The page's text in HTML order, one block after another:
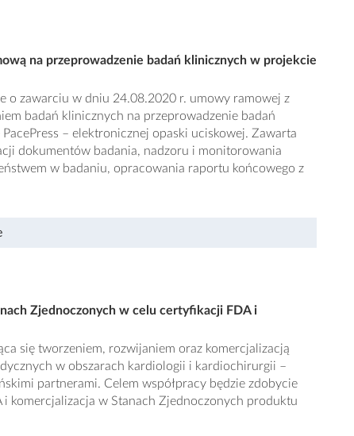
na przeprowadzenie badań klinicznych w projekcie
o zawarciu w dniu 24.08.2020 r. umowy ramowej z
badań klinicznych na przeprowadzenie badań
– elektronicznej opaski uciskowej. Zawarta
dokumentów badania, nadzoru i monitorowania
w badaniu, opracowania raportu końcowego z
Zjednoczonych w celu certyfikacji FDA i
się tworzeniem, rozwijaniem oraz komercjalizacją
w obszarach kardiologii i kardiochirurgii –
partnerami. Celem współpracy będzie zdobycie
komercjalizacja w Stanach Zjednoczonych produktu